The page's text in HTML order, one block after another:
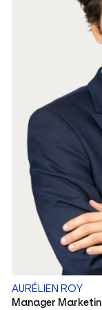
AURÉLIEN ROY
Manager